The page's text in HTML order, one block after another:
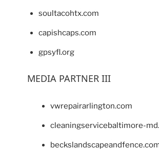
soultacohtx.com
capishcaps.com
gpsyfl.org
MEDIA PARTNER III
vwrepairarlington.com
cleaningservicebaltimore-